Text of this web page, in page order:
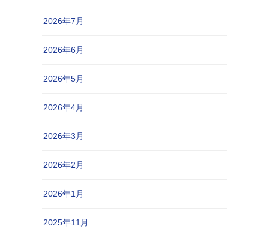
2026年7月
2026年6月
2026年5月
2026年4月
2026年3月
2026年2月
2026年1月
2025年11月